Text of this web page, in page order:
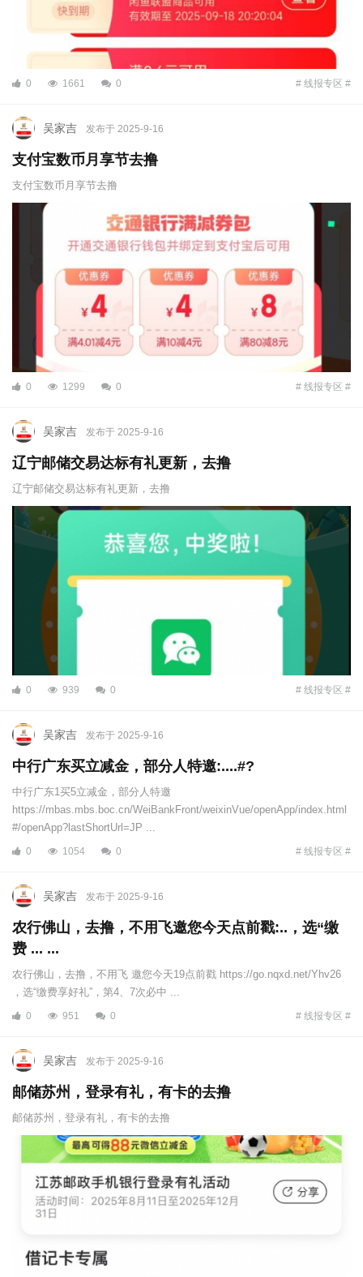
0 1661 0 # 线报专区 #
吴家吉 发布于 2025-9-16
支付宝数币月享节去撸
支付宝数币月享节去撸
0 1299 0 # 线报专区 #
吴家吉 发布于 2025-9-16
辽宁邮储交易达标有礼更新，去撸
辽宁邮储交易达标有礼更新，去撸
0 939 0 # 线报专区 #
吴家吉 发布于 2025-9-16
中行广东买立减金，部分人特邀:....#?
中行广东1买5立减金，部分人特邀
https://mbas.mbs.boc.cn/WeiBankFront/weixinVue/openApp/index.html
#/openApp?lastShortUrl=JP ...
0 1054 0 # 线报专区 #
吴家吉 发布于 2025-9-16
农行佛山，去撸，不用飞邀您今天点前戳:..，选“缴
费 ... ...
农行佛山，去撸，不用飞 邀您今天19点前戳 https://go.nqxd.net/Yhv26
，选“缴费享好礼”，第4、7次必中 ...
0 951 0 # 线报专区 #
吴家吉 发布于 2025-9-16
邮储苏州，登录有礼，有卡的去撸
邮储苏州，登录有礼，有卡的去撸